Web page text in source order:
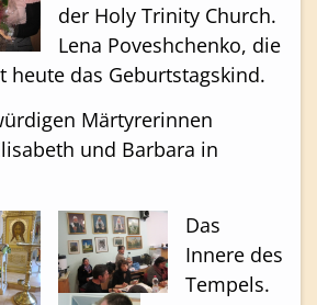
der Holy Trinity Church.
Lena Poveshchenko, die
heute das Geburtstagskind.
Märtyrerinnen
und Barbara in
Das
Innere des
Tempels.